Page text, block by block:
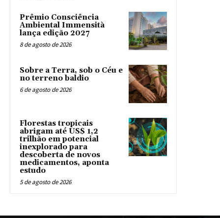
Prêmio Consciência
Ambiental Immensità
lança edição 2027
8 de agosto de 2026
Sobre a Terra, sob o Céu e
no terreno baldio
6 de agosto de 2026
Florestas tropicais
abrigam até US$ 1,2
trilhão em potencial
inexplorado para
descoberta de novos
medicamentos, aponta
estudo
5 de agosto de 2026